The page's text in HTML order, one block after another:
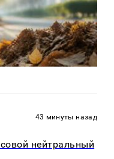
43 минуты назад
нейтральный